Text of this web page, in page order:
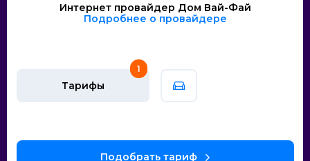
Интернет провайдер Дом Вай-Фай
Подробнее о провайдере
Тарифы
1